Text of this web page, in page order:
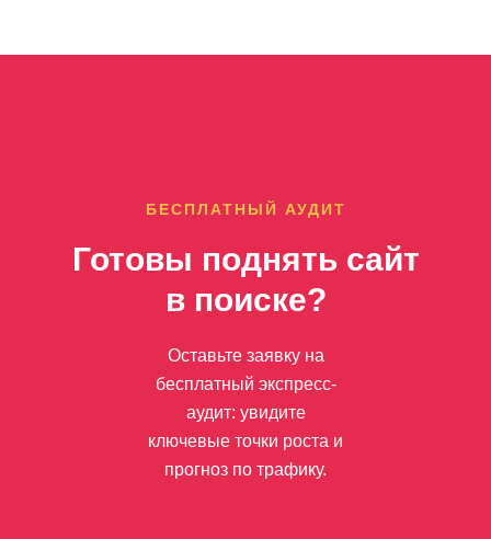
БЕСПЛАТНЫЙ АУДИТ
Готовы поднять сайт
в поиске?
Оставьте заявку на
бесплатный экспресс-
аудит: увидите
ключевые точки роста и
прогноз по трафику.